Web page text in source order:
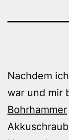
Nachdem
war und mir
Bohrhammer